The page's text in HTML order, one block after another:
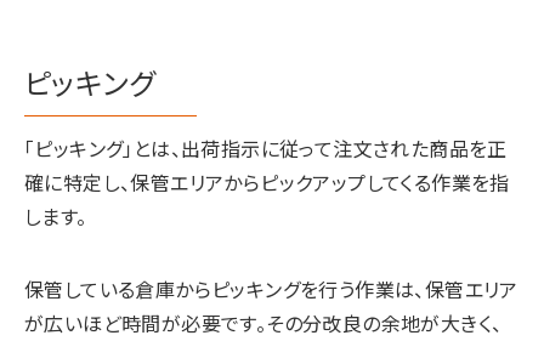
ピッキング
「ピッキング」とは、出荷指示に従って注文された商品を正
確に特定し、保管エリアからピックアップしてくる作業を指
します。
保管している倉庫からピッキングを行う作業は、保管エリア
が広いほど時間が必要です。その分改良の余地が大きく、